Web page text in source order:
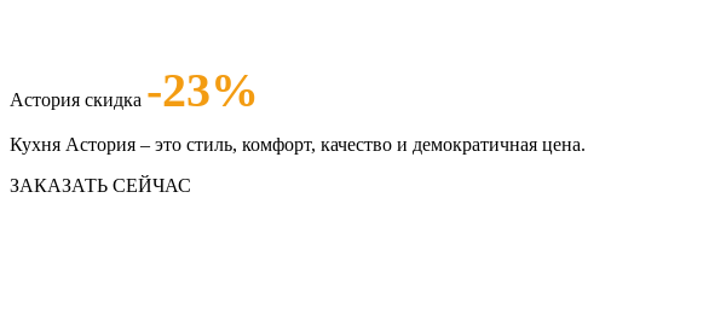
Астория скидка -23%
Кухня Астория – это стиль, комфорт, качество и демократичная цена.
ЗАКАЗАТЬ СЕЙЧАС